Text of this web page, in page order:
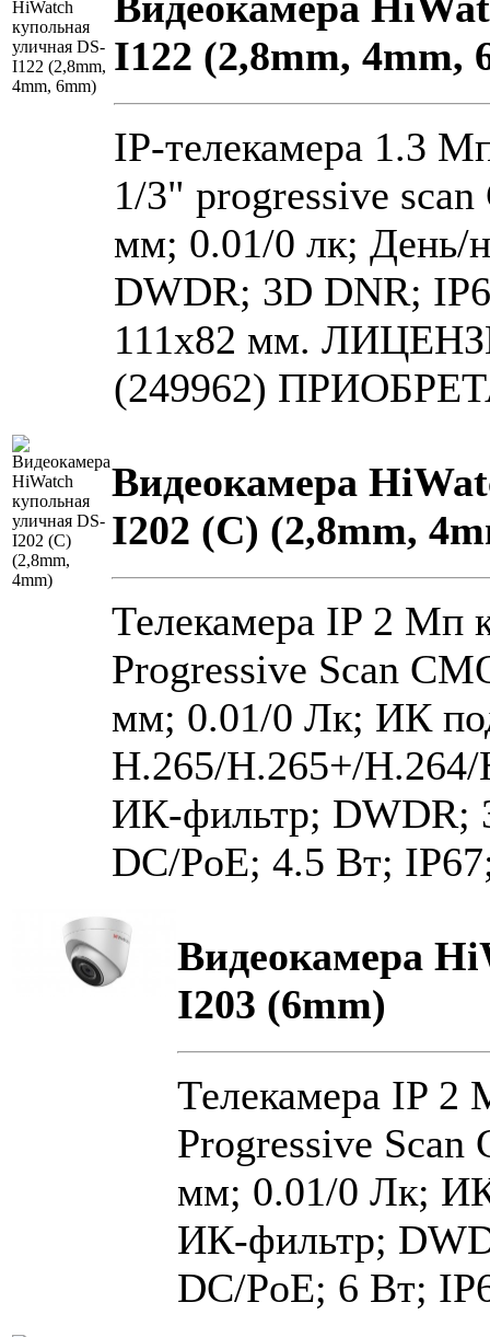
I122 (2,8mm, 4mm,
IP-телекамера 1.3
1/3" progressive
мм; 0.01/0 лк; День/
DWDR; 3D DNR;
111х82 мм.
(249962)
Видеокамера
I202 (C) (2,8mm,
Телекамера IP 2 Мп
Progressive Scan
мм; 0.01/0 Лк; ИК
H.265/H.265+/
ИК-фильтр; DWDR;
DC/PoE; 4.5 Вт;
Видеокамера
I203 (6mm)
Телекамера IP 2
Progressive Scan
мм; 0.01/0 Лк; ИК
ИК-фильтр;
DC/PoE; 6 Вт;